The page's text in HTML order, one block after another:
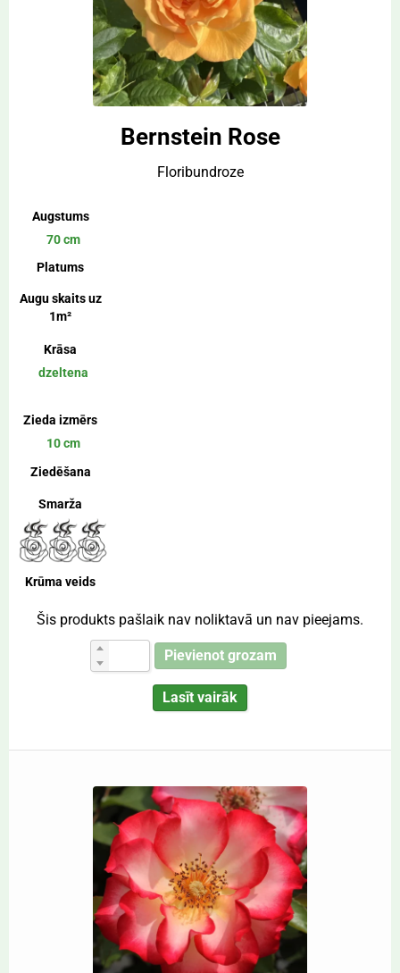
Bernstein Rose
Floribundroze
Augstums
70 cm
Platums
Augu skaits uz
1m²
Krāsa
dzeltena
Zieda izmērs
10 cm
Ziedēšana
Smarža
Krūma veids
Šis produkts pašlaik nav noliktavā un nav pieejams.
Pievienot grozam
Lasīt vairāk